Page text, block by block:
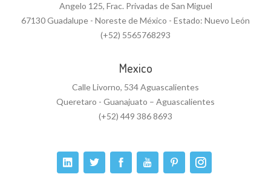
Angelo 125, Frac. Privadas de San Miguel
67130 Guadalupe - Noreste de México - Estado: Nuevo León
(+52) 5565768293
Mexico
Calle Livorno, 534 Aguascalientes
Queretaro - Guanajuato – Aguascalientes
(+52) 449 386 8693